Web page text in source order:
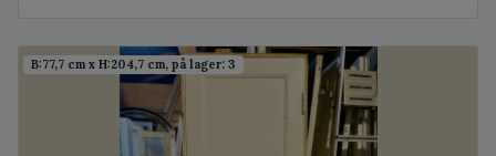
B:77,7 cm x H:204,7 cm, på lager: 3